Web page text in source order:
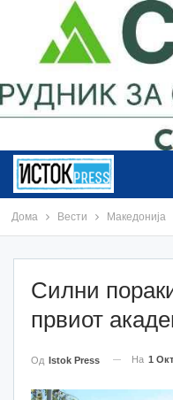
Дома Вести Македонија
Силни
првиот
Од Istok Press На 1